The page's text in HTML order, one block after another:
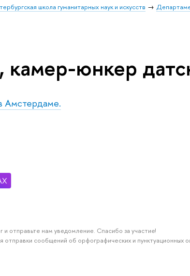
школа гуманитарных наук и искусств
камер-юнкер
Амстердаме.
отправьте нам уведомление. Спасибо за участие!
отправки сообщений об орфографических и пунктуационных